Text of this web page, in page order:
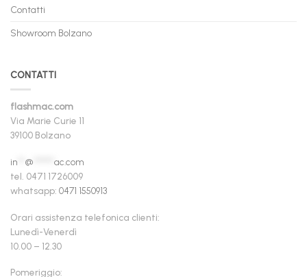
Contatti
Showroom Bolzano
CONTATTI
flashmac.com
Via Marie Curie 11
39100 Bolzano
in @
ac.com
tel. 0471 1726009
whatsapp: 0471 1550913
Orari assistenza telefonica clienti:
Lunedì-Venerdì
10.00 – 12.30
Pomeriggio: